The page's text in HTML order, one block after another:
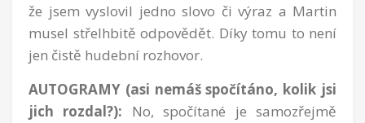
že jsem vyslovil jedno slovo či výraz a Martin
musel střelhbitě odpovědět. Díky tomu to není
jen čistě hudební rozhovor.
AUTOGRAMY (asi nemáš spočítáno, kolik jsi
jich rozdal?):
No, spočítané je samozřejmě